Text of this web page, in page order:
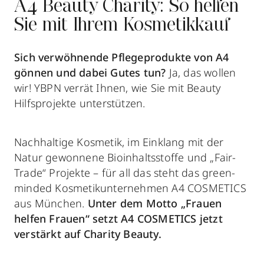
A4 Beauty Charity: So helfen
Sie mit Ihrem Kosmetikkauf
Sich verwöhnende Pflegeprodukte von A4
gönnen und dabei Gutes tun? Ja, das wollen
wir! YBPN verrät Ihnen, wie Sie mit Beauty
Hilfsprojekte unterstützen.
Nachhaltige Kosmetik, im Einklang mit der
Natur gewonnene Bioinhaltsstoffe und „Fair-
Trade“ Projekte – für all das steht das green-
minded Kosmetikunternehmen A4 COSMETICS
aus München. Unter dem Motto „Frauen
helfen Frauen“ setzt A4 COSMETICS jetzt
verstärkt auf Charity Beauty.